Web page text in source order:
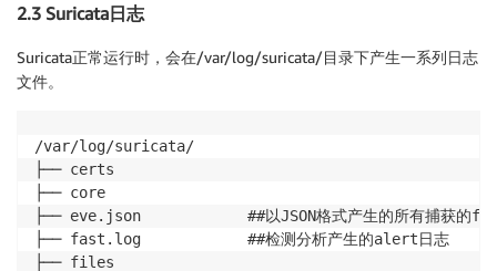
2.3 Suricata日志
Suricata正常运行时，会在/var/log/suricata/目录下产生一系列日志
文件。
/var/log/suricata/
├── certs
├── core
├── eve.json		    ##以JSON格式产生的所有捕获的flow，alert，stats等日志，以及例如HTTP等协议的应用日志
├── fast.log		    ##检测分析产生的alert日志
├── files